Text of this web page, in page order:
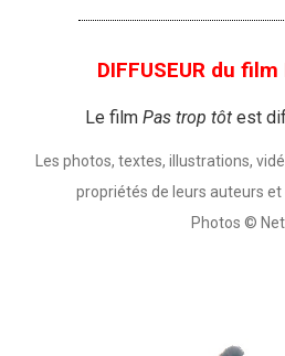
DIFFUSEUR du
Le film Pas trop tôt est
Les photos, textes, illustrations,
propriétés de leurs auteurs
Photos ©